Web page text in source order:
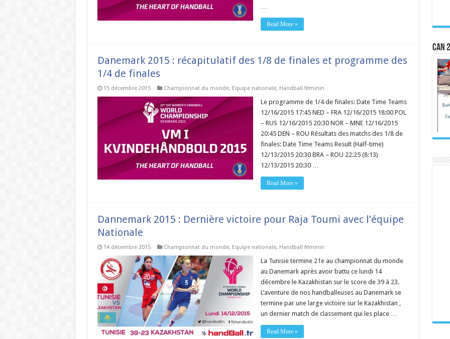
…
Read More »
Danemark 2015 : récapitulatif des 1/8 de finales et programme des
1/4 de finales
15 décembre 2015 Championnat du monde, Equipe nationale, Handball féminin
Le programme de 1/4 de finales: Date Time Teams
12/16/2015 17:45 NED – FRA 12/16/2015 18:00 POL
– RUS 12/16/2015 20:30 NOR – MNE 12/16/2015
20:45 DEN – ROU Résultats des matchs des 1/8 de
finales: Date Time Teams Result (Half-time)
12/13/2015 20:30 BRA – ROU 22:25 (8:13)
12/13/2015 20:30 …
Read More »
Dannemark 2015 : Dernière victoire pour Raja Toumi avec l’équipe
Nationale
14 décembre 2015 Championnat du monde, Equipe nationale, Handball féminin
La Tunisie termine 21e au championnat du monde
au Danemark après avoir battu ce lundi 14
décembre le Kazakhistan sur le score de 39 à 23.
L’aventure de nos handballeuses au Danemark se
termine par une large victoire sur le Kazakhistan ,
un dernier match de classement qui les place …
Read More »
CAN